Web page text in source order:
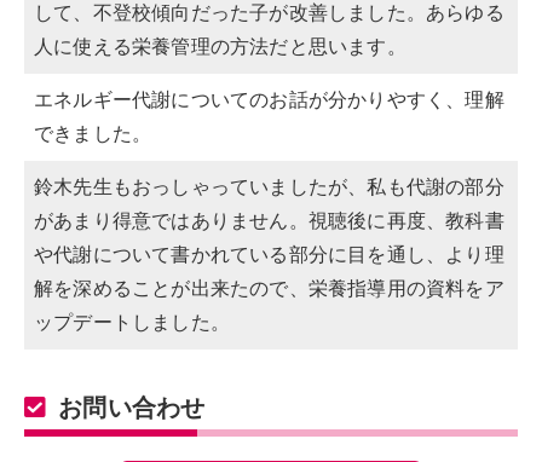
して、不登校傾向だった子が改善しました。あらゆる
人に使える栄養管理の方法だと思います。
エネルギー代謝についてのお話が分かりやすく、理解
できました。
鈴木先生もおっしゃっていましたが、私も代謝の部分
があまり得意ではありません。視聴後に再度、教科書
や代謝について書かれている部分に目を通し、より理
解を深めることが出来たので、栄養指導用の資料をア
ップデートしました。
お問い合わせ